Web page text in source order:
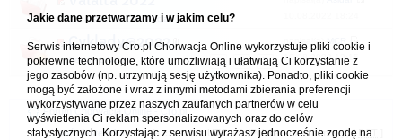
wNaturystyczna Chorwacja
Cyklady@2022
1 2 3
wGrecja - Ελλάδα
napisał(a) MCR
10.08.2022 13:15
Forum Chorwacja Online - Cro.pl
Usuń ciasteczka• Strefa czasowa: UTC + 1 (Polska - czas zimowy) [ DST
Jakie dane przetwarzamy i w jakim celu?
Serwis internetowy Cro.pl Chorwacja Online wykorzystuje pliki cookie i
pokrewne technologie, które umożliwiają i ułatwiają Ci korzystanie z
jego zasobów (np. utrzymują sesję użytkownika). Ponadto, pliki cookie
mogą być założone i wraz z innymi metodami zbierania preferencji
wykorzystywane przez naszych zaufanych partnerów w celu
wyświetlenia Ci reklam spersonalizowanych oraz do celów
statystycznych. Korzystając z serwisu wyrażasz jednocześnie zgodę na